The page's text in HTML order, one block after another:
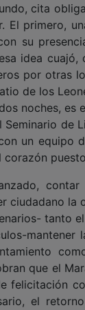
cita
El primero,
su
idea
por otras
de los
noches, es
de
un equipo
ciudadano la
tanto
que el
felicitación
el